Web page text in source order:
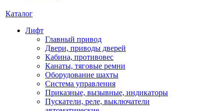
Каталог
Лифт
Главный привод
Двери, приводы дверей
Кабина, противовес
Канаты, тяговые ремни
Оборудование шахты
Система управления
Приказные, вызывные, индикаторы
Пускатели, реле, выключатели